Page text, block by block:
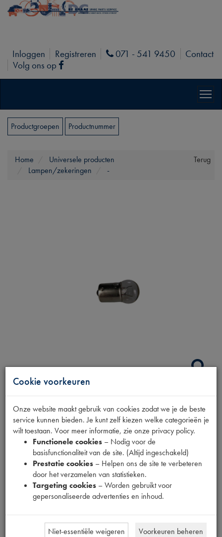
Inloggen Registreren Phone
071 - 541 9450
Contact
Volg ons op
Facebook
Productgroepen Productnummer
Terug
Home
Universele producten
Lampen/zekeringen
-
GLOEILAMP 10W BOL
Productnummer
1880310
Prijs
1,28 (€1,06 excl. btw)
Bestel
Cookie voorkeuren
Onze website maakt gebruik van cookies zodat we je de beste
service kunnen bieden. Je kunt zelf kiezen welke categorieën je
wilt toestaan. Voor meer informatie, zie onze privacy policy.
Functionele cookies – Nodig voor de
basisfunctionaliteit van de site. (Altijd ingeschakeld)
Prestatie cookies – Helpen ons de site te verbeteren
door het verzamelen van statistieken.
Targeting cookies – Worden gebruikt voor
gepersonaliseerde advertenties en inhoud.
Niet-essentiële weigeren
Voorkeuren beheren